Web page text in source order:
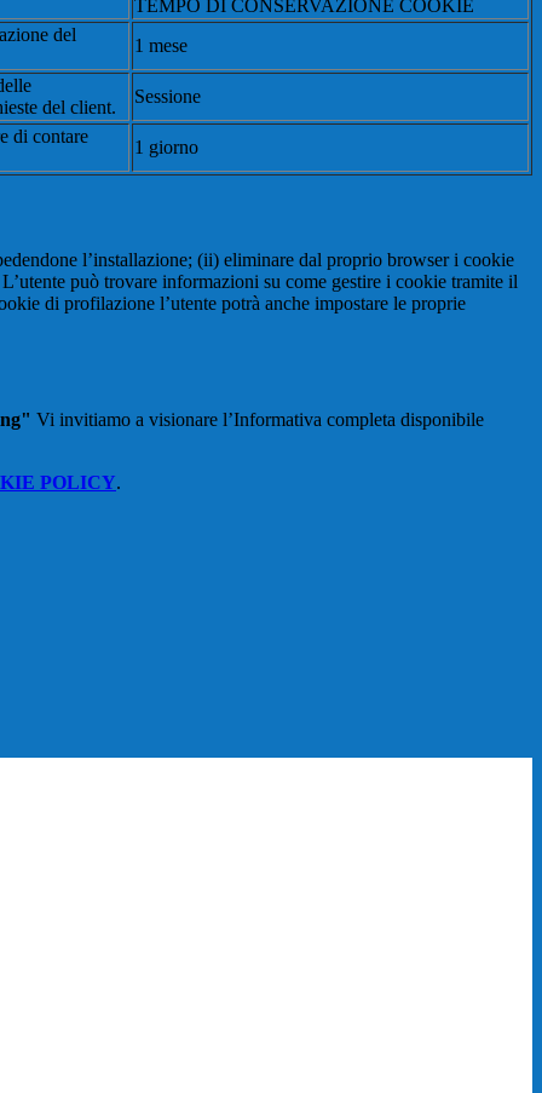
TEMPO DI CONSERVAZIONE COOKIE
del
1 mese
del client.
Sessione
di contare
1 giorno
l’installazione; (ii) eliminare dal proprio browser i cookie
può trovare informazioni su come gestire i cookie tramite il
di profilazione l’utente potrà anche impostare le proprie
Vi invitiamo a visionare l’Informativa completa disponibile
POLICY.